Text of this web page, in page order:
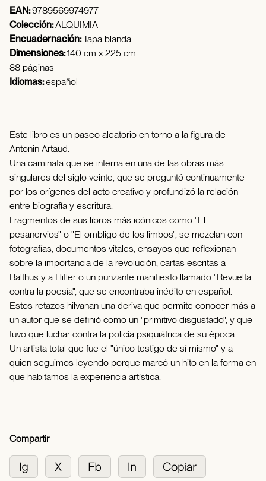
EAN:9789569974977
Colección:ALQUIMIA
Encuadernación:Tapa blanda
Dimensiones:140 cm x 225 cm
88 páginas
Idiomas:español
Este libro es un paseo aleatorio en torno a la figura de
Antonin Artaud.
Una caminata que se interna en una de las obras más
singulares del siglo veinte, que se preguntó continuamente
por los orígenes del acto creativo y profundizó la relación
entre biografía y escritura.
Fragmentos de sus libros más icónicos como "El
pesanervios" o "El ombligo de los limbos", se mezclan con
fotografías, documentos vitales, ensayos que reflexionan
sobre la importancia de la revolución, cartas escritas a
Balthus y a Hitler o un punzante manifiesto llamado "Revuelta
contra la poesía", que se encontraba inédito en español.
Estos retazos hilvanan una deriva que permite conocer más a
un autor que se definió como un "primitivo disgustado", y que
tuvo que luchar contra la policía psiquiátrica de su época.
Un artista total que fue el "único testigo de sí mismo" y a
quien seguimos leyendo porque marcó un hito en la forma en
que habitamos la experiencia artística.
Compartir